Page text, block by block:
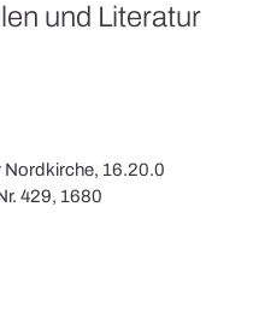
und Literatur
Nordkirche, 16.20.0
429, 1680